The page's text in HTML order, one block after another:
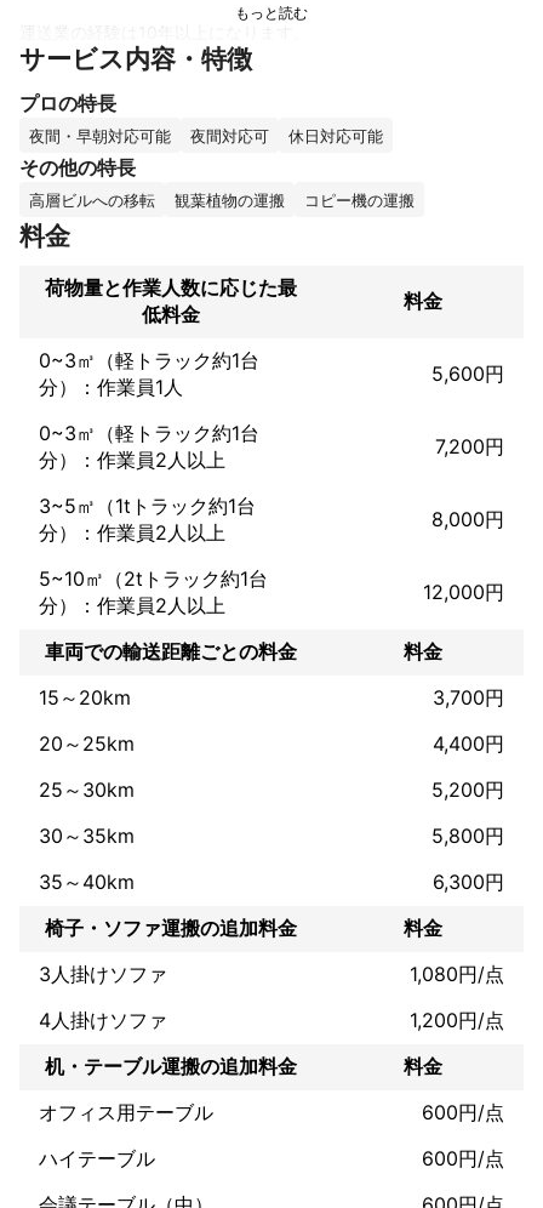
もともとはトラックの運転などを長くやってきました。
軽貨物では約3年ほどの経験になります。
私の他にスタッフは9名在籍しており、30代の若いスタッフが対
応しています！
どのスタッフも真面目に丁寧に仕事をやるスタッフなので、私も
信頼して任せています。
私自身は親身になって寄り添うことのできる性格で、お客様の希
望にできる限り対応したいという思いがあります。
長い経験をもとに、仕事への意欲や向上心も高く、「どの業者よ
りもしっかりやろう！」という思いを常に持っています。
ただ、堅くなりすぎずにお客様と良い関係性を築いていきたいと
思っています。
ちなみに、私は車が大好きなので、いつでも車の中は綺麗な状態
ぜひ安心してなんでもご相談ください。
お客様のあらゆるニーズに答えます。
保険もあり安心のサポート！
豊富な経験で初めての引っ越しも心配いりません！
料金等もお気軽にご相談下さい。
これまでの実績
事務所移転年間10以上！！
冬期間除雪（排雪は不可）
アピールポイント
弊社合同会社M.E.Sの意味通り
many encounter success
多くのお客様に出会い成功して行ける会社になるよう日々努力し
是非ご連絡お待ちしております！！
サービス内容・特徴
プロの特長
夜間・早朝対応可能 夜間対応可 休日対応可能
その他の特長
高層ビルへの移転 観葉植物の運搬 コピー機の運搬
料金
荷物量と作業人数に応じた最
低料金
料金
0~3㎥（軽トラック約1台
分）：作業員1人
5,600円
0~3㎥（軽トラック約1台
分）：作業員2人以上
7,200円
3~5㎥（1tトラック約1台
分）：作業員2人以上
8,000円
5~10㎥（2tトラック約1台
分）：作業員2人以上
12,000円
車両での輸送距離ごとの料金
料金
15～20km
3,700円
20～25km
4,400円
25～30km
5,200円
30～35km
5,800円
35～40km
6,300円
椅子・ソファ運搬の追加料金
料金
3人掛けソファ
1,080円/点
4人掛けソファ
1,200円/点
机・テーブル運搬の追加料金
料金
オフィス用テーブル
600円/点
ハイテーブル
600円/点